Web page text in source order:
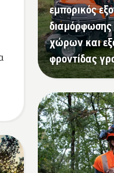
εμπορικός
χώρων και
φροντίδας